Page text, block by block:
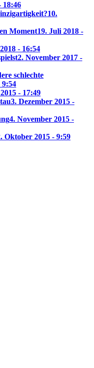
18:46
10.
Moment19. Juli 2018 -
- 16:54
2. November 2017 -
schlechte
9:54
- 17:49
3. Dezember 2015 -
4. November 2015 -
Oktober 2015 - 9:59